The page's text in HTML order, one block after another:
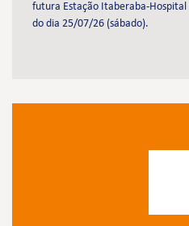
futura Estação Itaberaba-
do dia 25/07/26 (sábado).